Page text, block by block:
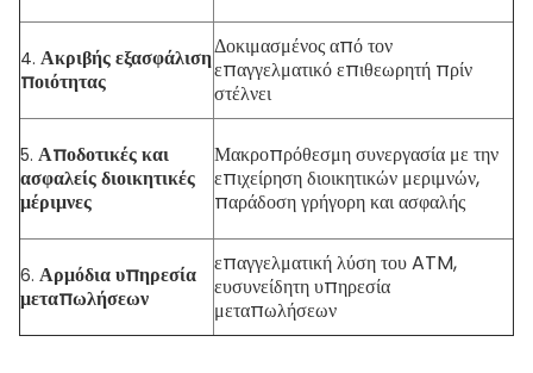
4. Ακριβής εξασφάλιση
ποιότητας
Δοκιμασμένος από τον
επαγγελματικό επιθεωρητή πρίν
στέλνει
5. Αποδοτικές και
ασφαλείς διοικητικές
μέριμνες
Μακροπρόθεσμη συνεργασία με την
επιχείρηση διοικητικών μεριμνών,
παράδοση γρήγορη και ασφαλής
6. Αρμόδια υπηρεσία
μεταπωλήσεων
επαγγελματική λύση του ATM,
ευσυνείδητη υπηρεσία
μεταπωλήσεων